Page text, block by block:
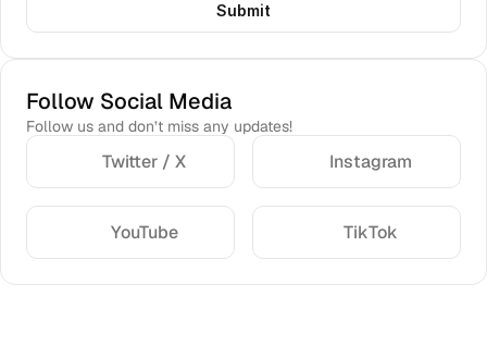
Submit
Follow Social Media
Follow us and don’t miss any updates!
Twitter / X Instagram
YouTube TikTok